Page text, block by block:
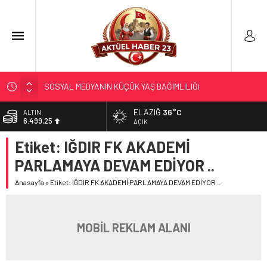
SOSYAL MEDYANIN KÜÇÜK YAŞ BAĞIMLILIĞI
EĞİTİMCİLERİN PROMOSYONU 3,5 YIL OLDU
71 KENTTE OPERASYON
TÜRK DÜNYASI BAŞKENTLERİ
GÜNEŞ; 12 AĞUSTOS’TA TUTULACAK…
ALTIN
6.499,25
BİST
13.798,82
DOLAR
47,5921
ELAZIĞ 36°C
AÇIK
Etiket: IĞDIR FK AKADEMİ
PARLAMAYA DEVAM EDİYOR ..
Anasayfa » Etiket: IĞDIR FK AKADEMİ PARLAMAYA DEVAM EDİYOR ..
MOBİL REKLAM ALANI